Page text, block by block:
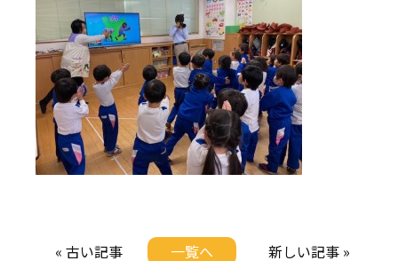
« 古い記事 一覧へ 新しい記事 »